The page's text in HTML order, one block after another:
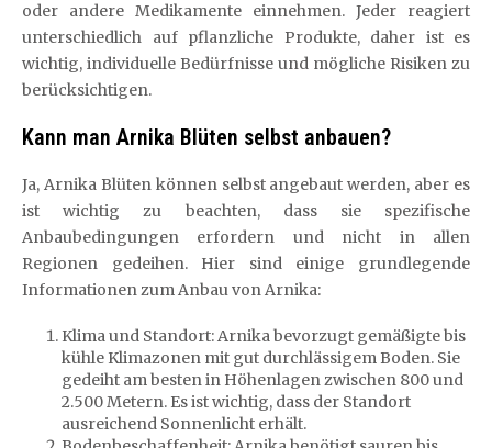
oder andere Medikamente einnehmen. Jeder reagiert
unterschiedlich auf pflanzliche Produkte, daher ist es
wichtig, individuelle Bedürfnisse und mögliche Risiken zu
berücksichtigen.
Kann man Arnika Blüten selbst anbauen?
Ja, Arnika Blüten können selbst angebaut werden, aber es
ist wichtig zu beachten, dass sie spezifische
Anbaubedingungen erfordern und nicht in allen
Regionen gedeihen. Hier sind einige grundlegende
Informationen zum Anbau von Arnika:
Klima und Standort: Arnika bevorzugt gemäßigte bis
kühle Klimazonen mit gut durchlässigem Boden. Sie
gedeiht am besten in Höhenlagen zwischen 800 und
2.500 Metern. Es ist wichtig, dass der Standort
ausreichend Sonnenlicht erhält.